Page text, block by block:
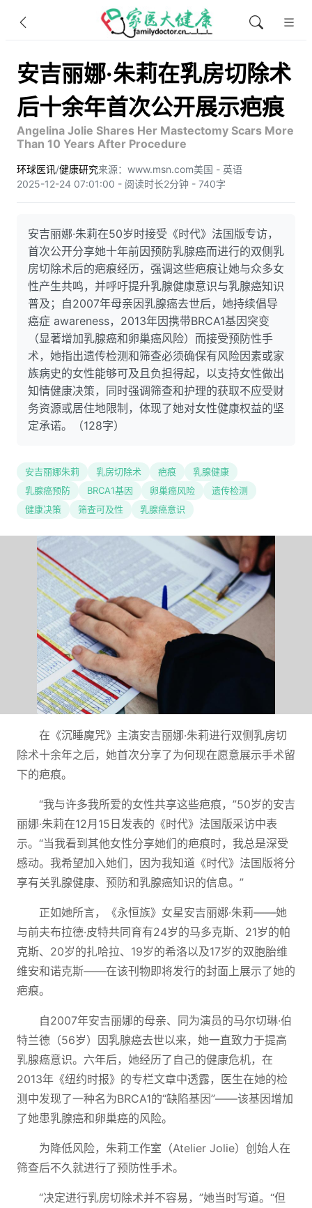
安吉丽娜·朱莉在乳房切除术
后十余年首次公开展示疤痕
Angelina Jolie Shares Her Mastectomy Scars More
Than 10 Years After Procedure
环球医讯/健康研究来源：www.msn.com美国 - 英语
2025-12-24 07:01:00 - 阅读时长2分钟 - 740字
安吉丽娜·朱莉在50岁时接受《时代》法国版专访，
首次公开分享她十年前因预防乳腺癌而进行的双侧乳
房切除术后的疤痕经历，强调这些疤痕让她与众多女
性产生共鸣，并呼吁提升乳腺健康意识与乳腺癌知识
普及；自2007年母亲因乳腺癌去世后，她持续倡导
癌症 awareness，2013年因携带BRCA1基因突变
（显著增加乳腺癌和卵巢癌风险）而接受预防性手
术，她指出遗传检测和筛查必须确保有风险因素或家
族病史的女性能够可及且负担得起，以支持女性做出
知情健康决策，同时强调筛查和护理的获取不应受财
务资源或居住地限制，体现了她对女性健康权益的坚
定承诺。（128字）
安吉丽娜朱莉 乳房切除术 疤痕
乳腺健康
乳腺癌预防
BRCA1基因 卵巢癌风险
遗传检测
健康决策
筛查可及性 乳腺癌意识
在《沉睡魔咒》主演安吉丽娜·朱莉进行双侧乳房切
除术十余年之后，她首次分享了为何现在愿意展示手术留
下的疤痕。
“我与许多我所爱的女性共享这些疤痕，”50岁的安吉
丽娜·朱莉在12月15日发表的《时代》法国版采访中表
示。“当我看到其他女性分享她们的疤痕时，我总是深受
感动。我希望加入她们，因为我知道《时代》法国版将分
享有关乳腺健康、预防和乳腺癌知识的信息。”
正如她所言，《永恒族》女星安吉丽娜·朱莉——她
与前夫布拉德·皮特共同育有24岁的马多克斯、21岁的帕
克斯、20岁的扎哈拉、19岁的希洛以及17岁的双胞胎维
维安和诺克斯——在该刊物即将发行的封面上展示了她的
疤痕。
自2007年安吉丽娜的母亲、同为演员的马尔切琳·伯
特兰德（56岁）因乳腺癌去世以来，她一直致力于提高
乳腺癌意识。六年后，她经历了自己的健康危机，在
2013年《纽约时报》的专栏文章中透露，医生在她的检
测中发现了一种名为BRCA1的“缺陷基因”——该基因增加
了她患乳腺癌和卵巢癌的风险。
为降低风险，朱莉工作室（Atelier Jolie）创始人在
筛查后不久就进行了预防性手术。
“决定进行乳房切除术并不容易，”她当时写道。“但